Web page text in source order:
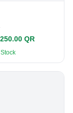
QR
Stock